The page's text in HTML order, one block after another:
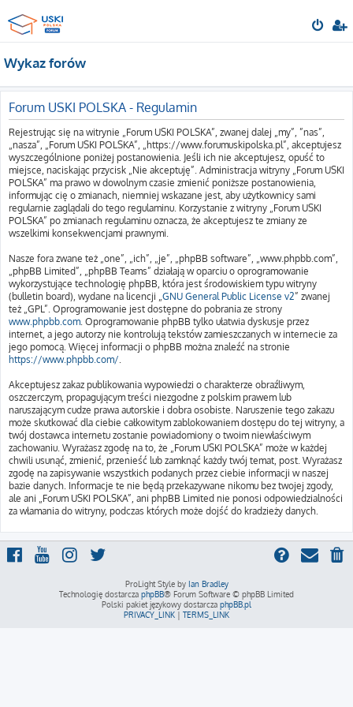
Wykaz forów
Forum USKI POLSKA - Regulamin
Rejestrując się na witrynie „Forum USKI POLSKA”, zwanej dalej „my”, ”nas”,
„nasza”, „Forum USKI POLSKA”, „https://www.forumuskipolska.pl”, akceptujesz
wyszczególnione poniżej postanowienia. Jeśli ich nie akceptujesz, opuść to
miejsce, naciskając przycisk „Nie akceptuję”. Administracja witryny „Forum USKI
POLSKA” ma prawo w dowolnym czasie zmienić poniższe postanowienia,
informując cię o zmianach, niemniej wskazane jest, aby użytkownicy sami
regularnie zaglądali do tego regulaminu. Korzystanie z witryny „Forum USKI
POLSKA” po zmianach regulaminu oznacza, że akceptujesz te zmiany ze
wszelkimi konsekwencjami prawnymi.
Nasze fora zwane też „one”, „ich”, „je”, „phpBB software”, „www.phpbb.com”,
„phpBB Limited”, „phpBB Teams” działają w oparciu o oprogramowanie
wykorzystujące technologię phpBB, która jest środowiskiem typu witryny
(bulletin board), wydane na licencji „GNU General Public License v2” zwanej
też „GPL”. Oprogramowanie jest dostępne do pobrania ze strony
www.phpbb.com. Oprogramowanie phpBB tylko ułatwia dyskusje przez
internet, a jego autorzy nie kontrolują tekstów zamieszczanych w internecie za
jego pomocą. Więcej informacji o phpBB można znaleźć na stronie
https://www.phpbb.com/.
Akceptujesz zakaz publikowania wypowiedzi o charakterze obraźliwym,
oszczerczym, propagującym treści niezgodne z polskim prawem lub
naruszającym cudze prawa autorskie i dobra osobiste. Naruszenie tego zakazu
może skutkować dla ciebie całkowitym zablokowaniem dostępu do tej witryny, a
twój dostawca internetu zostanie powiadomiony o twoim niewłaściwym
zachowaniu. Wyrażasz zgodę na to, że „Forum USKI POLSKA” może w każdej
chwili usunąć, zmienić, przenieść lub zamknąć każdy twój temat, post. Wyrażasz
zgodę na zapisywanie wszystkich podanych przez ciebie informacji w naszej
bazie danych. Informacje te nie będą przekazywane nikomu bez twojej zgody,
ale ani „Forum USKI POLSKA”, ani phpBB Limited nie ponosi odpowiedzialności
za włamania do witryny, podczas których może dojść do kradzieży danych.
ProLight Style by Ian Bradley
Technologię dostarcza phpBB® Forum Software © phpBB Limited
Polski pakiet językowy dostarcza phpBB.pl
PRIVACY_LINK | TERMS_LINK